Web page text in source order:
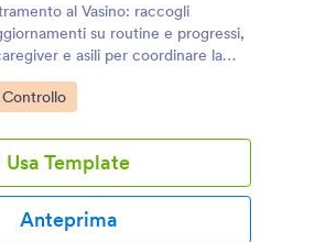
al Vasino: raccogli
su routine e progressi,
e asili per coordinare la
con Jotform.
Usa Template
Anteprima